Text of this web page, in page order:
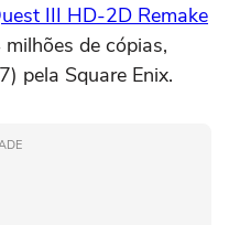
III HD-2D Remake
de cópias,
pela Square Enix.